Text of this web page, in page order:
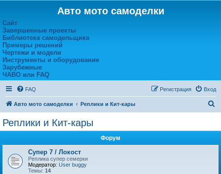
Авто мото самоделки
Сайт
Завершенные проекты
Библиотека самодельщика
Примеры решений
Чертежи и модели
Инструменты и оборудование
Зарубежные
ЧАВО или FAQ
FAQ Вход
Регистрация
Авто мото самоделки Реплики и Кит-кары
Реплики и Кит-кары
Форум
Супер 7 / Локост
Реплика супер семерки
Модератор: User buggy
Темы: 14